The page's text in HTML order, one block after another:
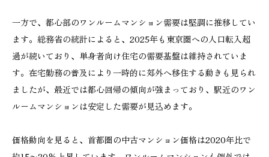
一方で、都心部のワンルームマンション需要は堅調に推移してい
ます。総務省の統計によると、2025年も東京圏への人口転入超
過が続いており、単身者向け住宅の需要基盤は維持されていま
す。在宅勤務の普及により一時的に郊外へ移住する動きも見られ
ましたが、最近では都心回帰の傾向が強まっており、駅近のワン
ルームマンションは安定した需要が見込めます。
価格動向を見ると、首都圏の中古マンション価格は2020年比で